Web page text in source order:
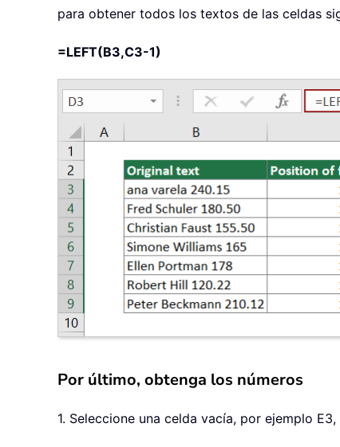
para obtener todos los textos de las celdas
=LEFT(B3,C3-1)
Por último, obtenga los números
1. Seleccione una celda vacía, por ejemplo